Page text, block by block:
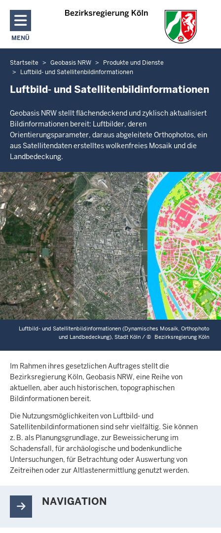
Direkt zum Inhalt
MENÜ
NAVIGATION AKTIVIEREN/DEAKTIVIEREN: HAUPTMENÜ
Sie
befinden
sich
Startseite Geobasis NRW
Produkte und Dienste
Luftbild- und Satellitenbildinformationen
Luftbild- und Satellitenbildinformationen
Geobasis NRW stellt flächendeckend und zyklisch aktualisiert
Bildinformationen bereit: Luftbilder, deren
Orientierungsparameter, daraus abgeleitete Orthophotos, ein
aus Satellitendaten erstelltes wolkenfreies Mosaik und die
Landbedeckung.
Luftbild- und Satellitenbildinformationen (Dynamisches Mosaik, Orthophoto
und Landbedeckung), Stadt Köln /© Bezirksregierung Köln
Im Rahmen ihres gesetzlichen Auftrages stellt die
Bezirksregierung Köln, Geobasis NRW, eine Reihe von
aktuellen, aber auch historischen, topographischen
Bildinformationen bereit.
Die Nutzungsmöglichkeiten von Luftbild- und
Satellitenbildinformationen sind sehr vielfältig. Sie können
z. B. als Planungsgrundlage, zur Beweissicherung im
Schadensfall, für archäologische und bodenkundliche
Untersuchungen, für Betrachtung oder Auswertung von
Zeitreihen oder zur Altlastenermittlung genutzt werden.
NAVIGATION